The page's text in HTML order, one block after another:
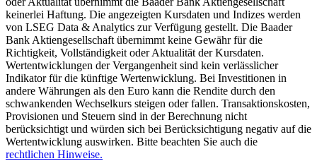
keinerlei Haftung. Die angezeigten Kursdaten und Indizes werden
von LSEG Data & Analytics zur Verfügung gestellt. Die Baader
Bank Aktiengesellschaft übernimmt keine Gewähr für die
Richtigkeit, Vollständigkeit oder Aktualität der Kursdaten.
Wertentwicklungen der Vergangenheit sind kein verlässlicher
Indikator für die künftige Wertenwicklung. Bei Investitionen in
andere Währungen als den Euro kann die Rendite durch den
schwankenden Wechselkurs steigen oder fallen. Transaktionskosten,
Provisionen und Steuern sind in der Berechnung nicht
berücksichtigt und würden sich bei Berücksichtigung negativ auf die
Wertentwicklung auswirken. Bitte beachten Sie auch die
rechtlichen Hinweise.